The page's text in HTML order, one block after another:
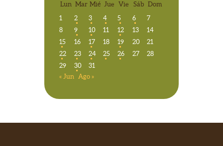
Lun Mar Mié Jue Vie Sáb Dom
1
2 3 4 5 6
7
8
9 10 11 12 13
14
15
16 17 18 19 20
21
22
23 24 25 26 27
28
29
30
31
« Jun Ago »